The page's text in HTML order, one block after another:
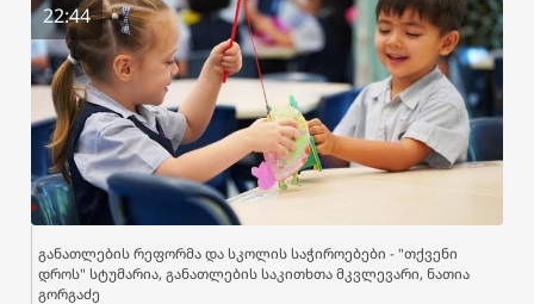
22:44
განათლების რეფორმა და სკოლის საჭიროებები - "თქვენი
დროს" სტუმარია, განათლების საკითხთა მკვლევარი, ნათია
გორგაძე